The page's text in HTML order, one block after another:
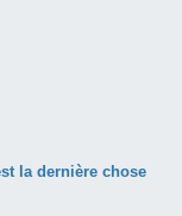
la dernière chose